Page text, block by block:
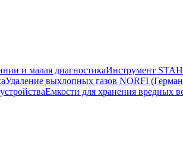
и малая диагностикаИнструмент
Удаление выхлопных газов NORFI
Емкости для хранения вредных